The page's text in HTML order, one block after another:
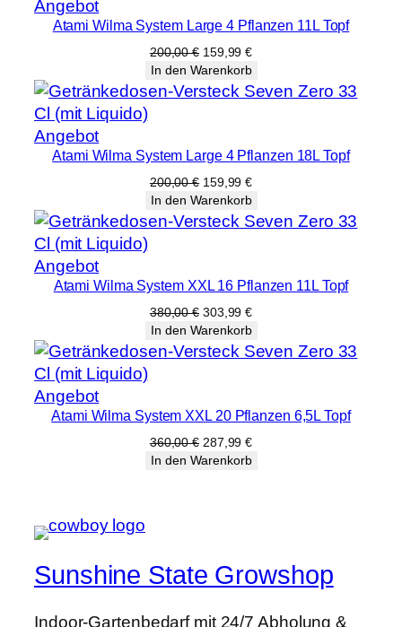
9
,
5
M
e
n
AngebotProdukt
im
Angebot
Atami Wilma System Large 4 Pflanzen 11L Topf
200,00€ Ursprünglicher
Preis
war:
200,00 €
159,99€Aktueller
Preis
ist:
159,99 €.
In den Warenkorb
AngebotProdukt
im
Angebot
Atami Wilma System Large 4 Pflanzen 18L Topf
200,00€ Ursprünglicher
Preis
war:
200,00 €
159,99€Aktueller
Preis
ist:
159,99 €.
In den Warenkorb
AngebotProdukt
im
Angebot
Atami Wilma System XXL 16 Pflanzen 11L Topf
380,00€ Ursprünglicher
Preis
war:
380,00 €
303,99€Aktueller
Preis
ist:
303,99 €.
In den Warenkorb
AngebotProdukt
im
Angebot
Atami Wilma System XXL 20 Pflanzen 6,5L Topf
360,00€ Ursprünglicher
Preis
287,99€Aktueller
Preis
In den Warenkorb
Sunshine State Growshop
Indoor-Gartenbedarf mit 24/7 Abholung &